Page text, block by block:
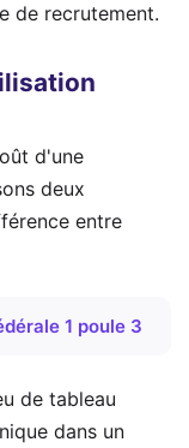
de recrutement.
d'une
deux
entre
1 poule 3
de tableau
dans un